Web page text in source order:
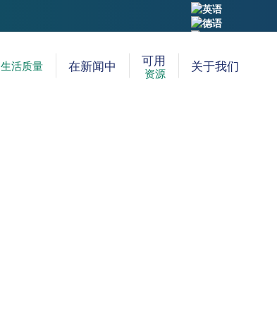
生活质量 在新闻中 可用
资源 关于我们